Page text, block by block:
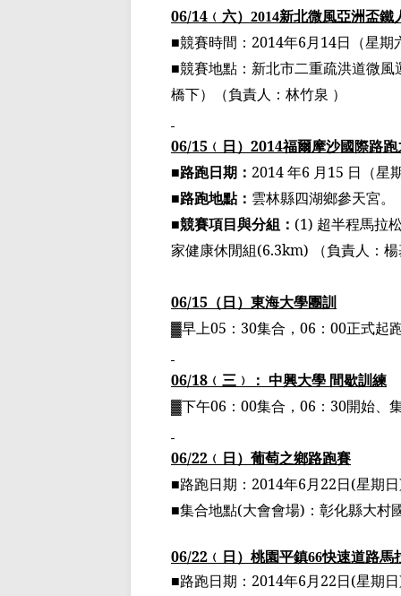
06/14 ﹙ 六） 2014新北微風亞洲盃鐵
■競賽時間： 2014年6月14日（星期
■競賽地點：新北市二重疏洪道微
橋下）
（負責人：林竹泉 ）
06/15 ﹙ 日） 2014福爾摩沙國際路
■路跑日期： 2014年6 月15 日（星
■路跑地點： 雲林縣四湖鄉參天宮。
■競賽項目與分組： (1) 超半程馬拉
家健康休閒組(6.3km) （負責人：
06/15 （日）東海大學團訓
▓早上05 ： 30集合， 06 ： 00正式起
06/18 ﹙ 三 ﹚ ： 中興大學 間歇訓練
▓下午06 ： 00集合， 06 ： 30開始、
06/22 ﹙ 日） 葡萄之鄉路跑賽
■路跑日期： 2014年6月22日(星期日
■集合地點(大會會場) ：彰化縣大村
06/22 ﹙ 日） 桃園平鎮66快速道路馬
■路跑日期： 2014年6月22日(星期日